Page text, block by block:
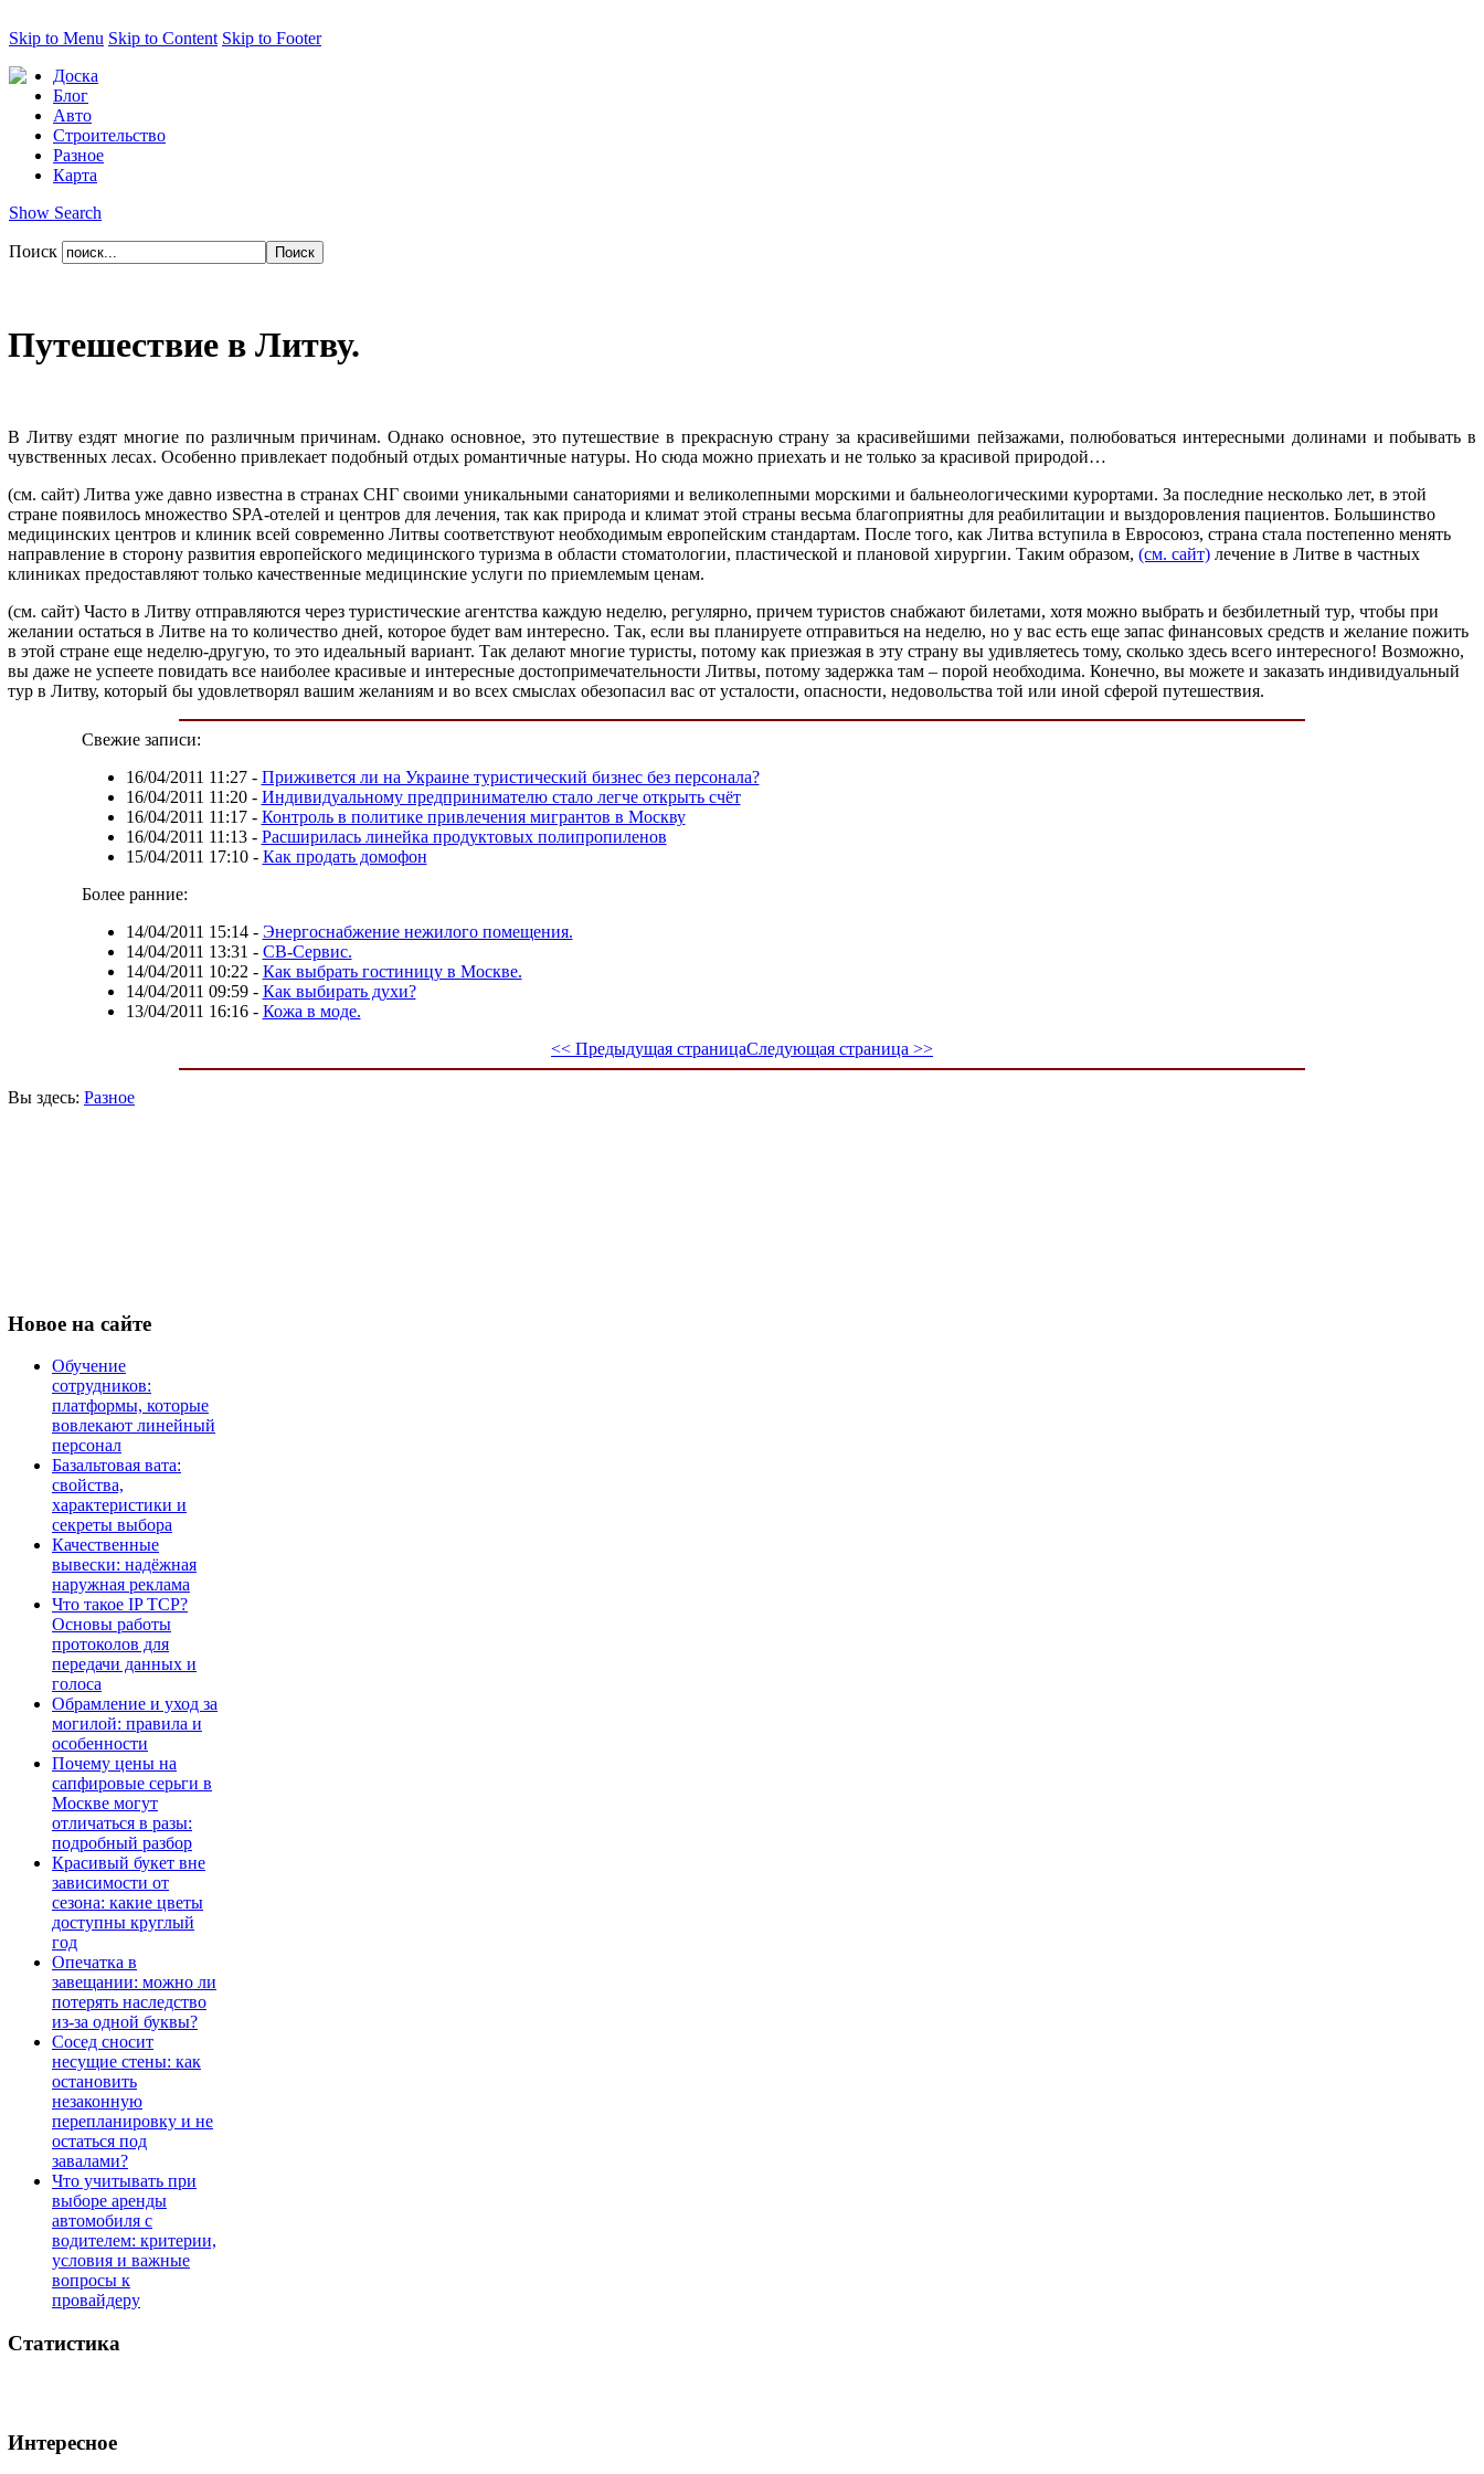
Skip to Menu Skip to Content Skip to Footer
Доска
Блог
Авто
Строительство
Разное
Карта
Show Search
Поиск
Путешествие в Литву.
В Литву ездят многие по различным причинам. Однако основное, это путешествие в прекрасную страну за красивейшими пейзажами, полюбоваться интересными долинами и побывать в
чувственных лесах. Особенно привлекает подобный отдых романтичные натуры. Но сюда можно приехать и не только за красивой природой…
(см. сайт) Литва уже давно известна в странах СНГ своими уникальными санаториями и великолепными морскими и бальнеологическими курортами. За последние несколько лет, в этой
стране появилось множество SPA-отелей и центров для лечения, так как природа и климат этой страны весьма благоприятны для реабилитации и выздоровления пациентов. Большинство
медицинских центров и клиник всей современно Литвы соответствуют необходимым европейским стандартам. После того, как Литва вступила в Евросоюз, страна стала постепенно менять
направление в сторону развития европейского медицинского туризма в области стоматологии, пластической и плановой хирургии. Таким образом, (см. сайт) лечение в Литве в частных
клиниках предоставляют только качественные медицинские услуги по приемлемым ценам.
(см. сайт) Часто в Литву отправляются через туристические агентства каждую неделю, регулярно, причем туристов снабжают билетами, хотя можно выбрать и безбилетный тур, чтобы при
желании остаться в Литве на то количество дней, которое будет вам интересно. Так, если вы планируете отправиться на неделю, но у вас есть еще запас финансовых средств и желание пожить
в этой стране еще неделю-другую, то это идеальный вариант. Так делают многие туристы, потому как приезжая в эту страну вы удивляетесь тому, сколько здесь всего интересного! Возможно,
вы даже не успеете повидать все наиболее красивые и интересные достопримечательности Литвы, потому задержка там – порой необходима. Конечно, вы можете и заказать индивидуальный
тур в Литву, который бы удовлетворял вашим желаниям и во всех смыслах обезопасил вас от усталости, опасности, недовольства той или иной сферой путешествия.
Свежие записи:
16/04/2011 11:27- Приживется ли на Украине туристический бизнес без персонала?
16/04/2011 11:20- Индивидуальному предпринимателю стало легче открыть счёт
16/04/2011 11:17- Контроль в политике привлечения мигрантов в Москву
16/04/2011 11:13- Расширилась линейка продуктовых полипропиленов
15/04/2011 17:10- Как продать домофон
Более ранние:
14/04/2011 15:14- Энергоснабжение нежилого помещения.
14/04/2011 13:31 - СВ-Сервис.
14/04/2011 10:22 - Как выбрать гостиницу в Москве.
14/04/2011 09:59- Как выбирать духи?
13/04/2011 16:16- Кожа в моде.
<< Предыдущая страницаСледующая страница >>
Вы здесь: Разное
Новое на сайте
Обучение
сотрудников:
платформы, которые
вовлекают линейный
персонал
Базальтовая вата:
свойства,
характеристики и
секреты выбора
Качественные
вывески: надёжная
наружная реклама
Что такое IP TCP?
Основы работы
протоколов для
передачи данных и
голоса
Обрамление и уход за
могилой: правила и
особенности
Почему цены на
сапфировые серьги в
Москве могут
отличаться в разы:
подробный разбор
Красивый букет вне
зависимости от
сезона: какие цветы
доступны круглый
год
Опечатка в
завещании: можно ли
потерять наследство
из-за одной буквы?
Сосед сносит
несущие стены: как
остановить
незаконную
перепланировку и не
остаться под
завалами?
Что учитывать при
выборе аренды
автомобиля с
водителем: критерии,
условия и важные
вопросы к
провайдеру
Статистика
Интересное